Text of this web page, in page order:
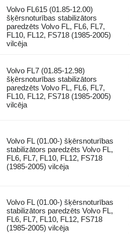
Volvo FL615 (01.85-12.00)
šķērsnoturības stabilizātors
paredzēts Volvo FL, FL6, FL7,
FL10, FL12, FS718 (1985-2005)
vilcēja
Volvo FL7 (01.85-12.98)
šķērsnoturības stabilizātors
paredzēts Volvo FL, FL6, FL7,
FL10, FL12, FS718 (1985-2005)
vilcēja
Volvo FL (01.00-) šķērsnoturības
stabilizātors paredzēts Volvo FL,
FL6, FL7, FL10, FL12, FS718
(1985-2005) vilcēja
Volvo FL (01.00-) šķērsnoturības
stabilizātors paredzēts Volvo FL,
FL6, FL7, FL10, FL12, FS718
(1985-2005) vilcēja